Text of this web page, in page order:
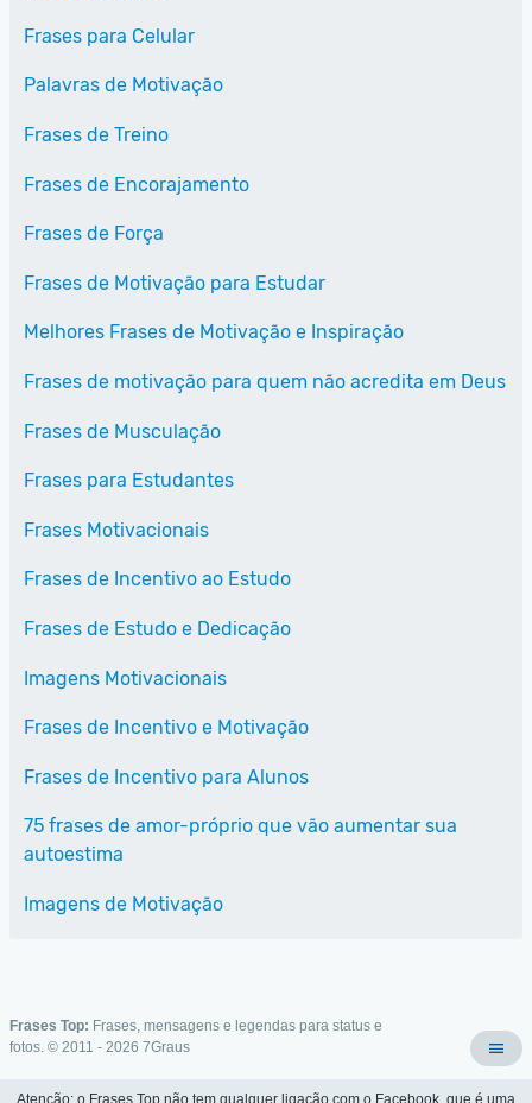
Frases para Celular
Palavras de Motivação
Frases de Treino
Frases de Encorajamento
Frases de Força
Frases de Motivação para Estudar
Melhores Frases de Motivação e Inspiração
Frases de motivação para quem não acredita em Deus
Frases de Musculação
Frases para Estudantes
Frases Motivacionais
Frases de Incentivo ao Estudo
Frases de Estudo e Dedicação
Imagens Motivacionais
Frases de Incentivo e Motivação
Frases de Incentivo para Alunos
75 frases de amor-próprio que vão aumentar sua
autoestima
Imagens de Motivação
Frases Top: Frases, mensagens e legendas para status e
fotos. © 2011 - 2026 7Graus
Atenção: o Frases Top não tem qualquer ligação com o Facebook, que é uma